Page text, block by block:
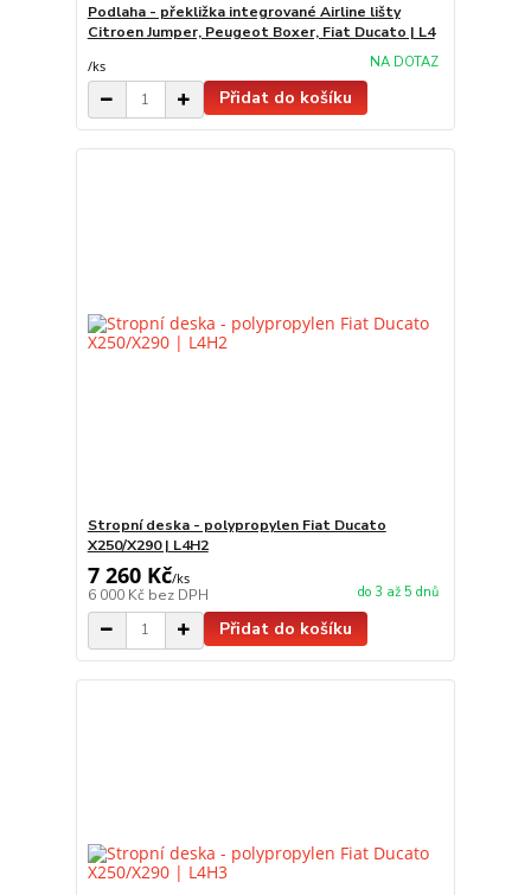
Podlaha - překližka integrované Airline lišty
Citroen Jumper, Peugeot Boxer, Fiat Ducato | L4
/ks NA DOTAZ
Přidat do košíku
Stropní deska - polypropylen Fiat Ducato
X250/X290 | L4H2
7 260 Kč/ks
6 000 Kč bez DPH do 3 až 5 dnů
Přidat do košíku